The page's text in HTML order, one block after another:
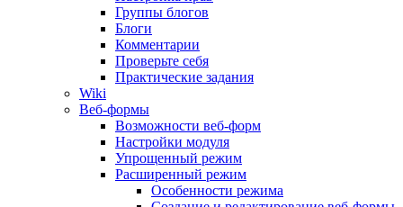
Группы блогов
Блоги
Комментарии
Проверьте себя
Практические задания
Wiki
Веб-формы
Возможности веб-форм
Настройки модуля
Упрощенный режим
Расширенный режим
Особенности режима